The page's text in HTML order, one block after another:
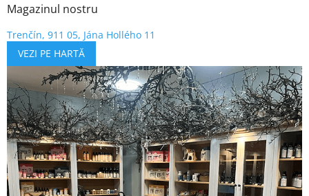
Magazinul nostru
Trenčín, 911 05, Jána Hollého 11
VEZI PE HARTĂ